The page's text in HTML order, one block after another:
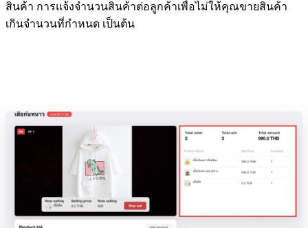
สินค้า การแจ้งจำนวนสินค้าต่อลูกค้าเพื่อไม่ให้คุณขายสินค้า
เกินจำนวนที่กำหนด เป็นต้น